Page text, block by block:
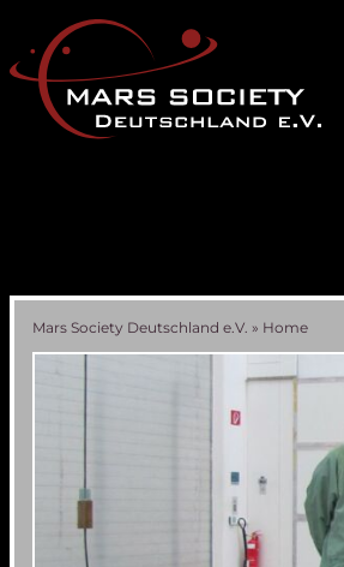
Mars Society Deutschland e.V. » Home